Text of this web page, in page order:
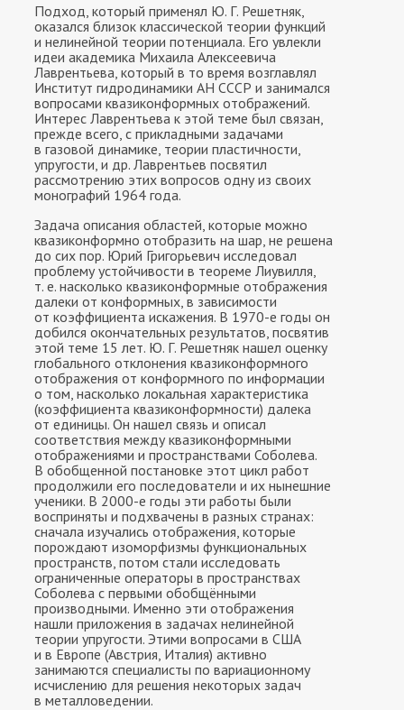
Подход, который применял Ю. Г. Решетняк,
оказался близок классической теории функций
и нелинейной теории потенциала. Его увлекли
идеи академика Михаила Алексеевича
Лаврентьева, который в то время возглавлял
Институт гидродинамики АН СССР и занимался
вопросами квазиконформных отображений.
Интерес Лаврентьева к этой теме был связан,
прежде всего, с прикладными задачами
в газовой динамике, теории пластичности,
упругости, и др. Лаврентьев посвятил
рассмотрению этих вопросов одну из своих
монографий 1964 года.
Задача описания областей, которые можно
квазиконформно отобразить на шар, не решена
до сих пор. Юрий Григорьевич исследовал
проблему устойчивости в теореме Лиувилля,
т. е. насколько квазиконформные отображения
далеки от конформных, в зависимости
от коэффициента искажения. В 1970-е годы он
добился окончательных результатов, посвятив
этой теме 15 лет. Ю. Г. Решетняк нашел оценку
глобального отклонения квазиконформного
отображения от конформного по информации
о том, насколько локальная характеристика
(коэффициента квазиконформности) далека
от единицы. Он нашел связь и описал
соответствия между квазиконформными
отображениями и пространствами Соболева.
В обобщенной постановке этот цикл работ
продолжили его последователи и их нынешние
ученики. В 2000-е годы эти работы были
восприняты и подхвачены в разных странах:
сначала изучались отображения, которые
порождают изоморфизмы функциональных
пространств, потом стали исследовать
ограниченные операторы в пространствах
Соболева с первыми обобщёнными
производными. Именно эти отображения
нашли приложения в задачах нелинейной
теории упругости. Этими вопросами в США
и в Европе (Австрия, Италия) активно
занимаются специалисты по вариационному
исчислению для решения некоторых задач
в металловедении.